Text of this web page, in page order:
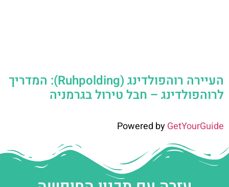
העיירה רוהפולדינג (Ruhpolding): המדריך
לרוהפולדינג – חבל טירול בגרמניה
Powered byGetYourGuide